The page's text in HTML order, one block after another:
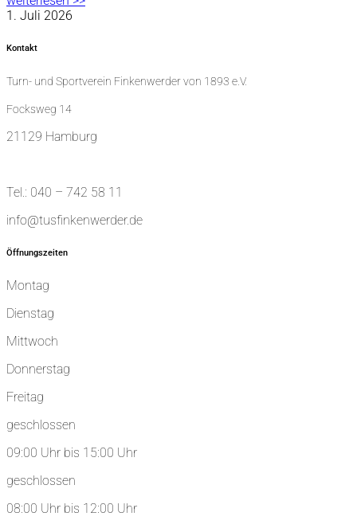
1. Juli 2026
Kontakt
Turn- und Sportverein Finkenwerder von 1893 e.V.
Focksweg 14
21129 Hamburg
Tel.: 040 – 742 58 11
info@tusfinkenwerder.de
Öffnungszeiten
Montag
Dienstag
Mittwoch
Donnerstag
Freitag
geschlossen
09:00 Uhr bis 15:00 Uhr
geschlossen
08:00 Uhr bis 12:00 Uhr